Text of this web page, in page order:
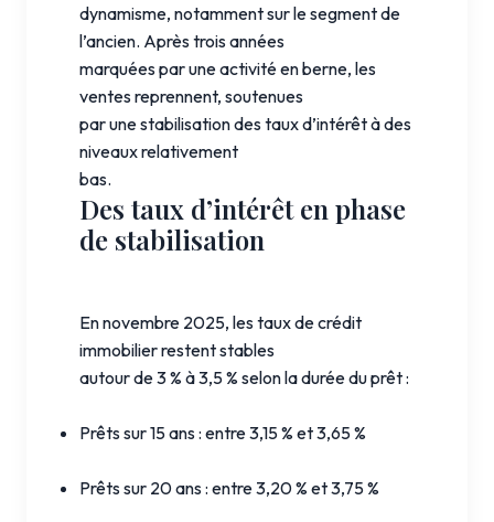
dynamisme, notamment sur le segment de
l’ancien. Après trois années
marquées par une activité en berne, les
ventes reprennent, soutenues
par une stabilisation des taux d’intérêt à des
niveaux relativement
bas.
Des taux d’intérêt en phase
de stabilisation
En novembre 2025, les taux de crédit
immobilier restent stables
autour de 3 % à 3,5 % selon la durée du prêt :
Prêts sur 15 ans : entre 3,15 % et 3,65 %
Prêts sur 20 ans : entre 3,20 % et 3,75 %